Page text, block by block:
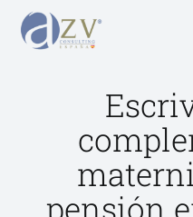
pensión